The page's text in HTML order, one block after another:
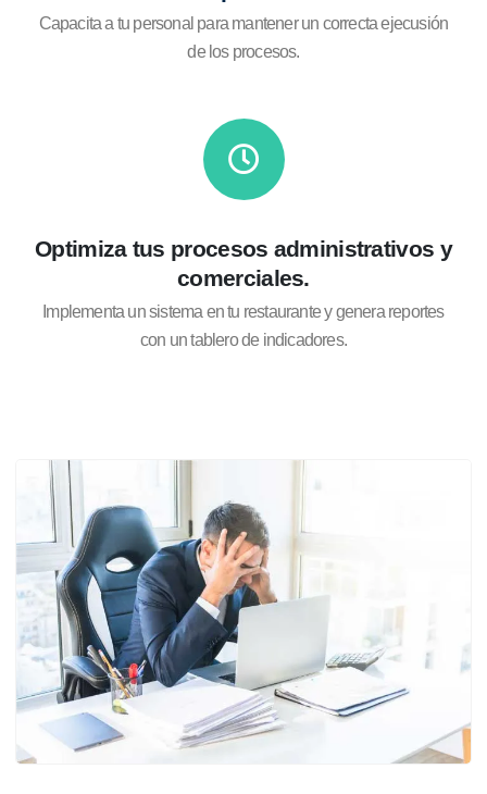
Capacita a tu personal para mantener un correcta ejecusión
de los procesos.
Optimiza tus procesos administrativos y
comerciales.
Implementa un sistema en tu restaurante y genera reportes
con un tablero de indicadores.